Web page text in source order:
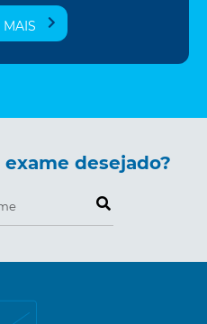
desejado?
Pesquise por exame